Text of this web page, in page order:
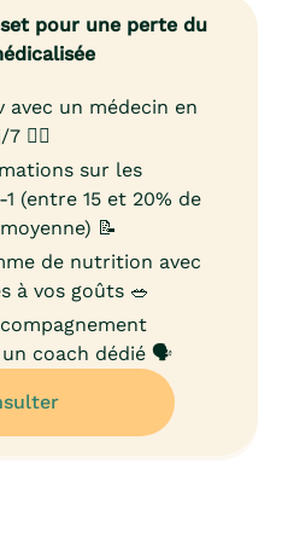
pour une perte du
avec un médecin en
👨‍⚕️
sur les
(entre 15 et 20% de
📝
de nutrition avec
à vos goûts 🥗
un coach dédié 🗣️